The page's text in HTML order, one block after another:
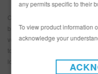
Como los diseñadores de BASF
blanco fue también el color más
verdadero centro de la atención
tonalidades grises, lo que
los valores y los hábitos
any permits specific to their
To view product information
acknowledge your